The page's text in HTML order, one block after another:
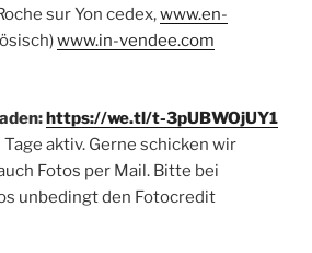
sur Yon cedex,www.en-
www.in-vendee.com
https://we.tl/t-3pUBWOjUY1
aktiv. Gerne schicken wir
Fotos per Mail. Bitte bei
unbedingt den Fotocredit